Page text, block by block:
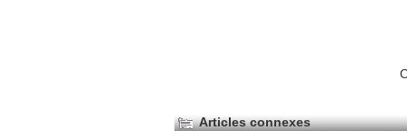
Articles connexes